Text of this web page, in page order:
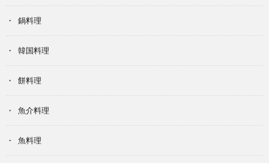
鍋料理
韓国料理
餅料理
魚介料理
魚料理